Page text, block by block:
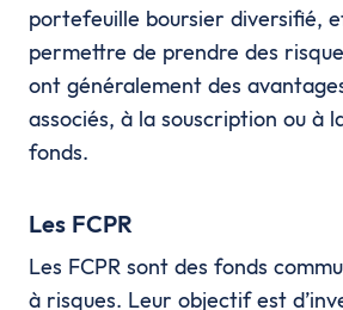
portefeuille boursier diversifié,
permettre de prendre des
ont généralement des
associés, à la souscription ou à
fonds.
Les FCPR
Les FCPR sont des fonds
à risques. Leur objectif est